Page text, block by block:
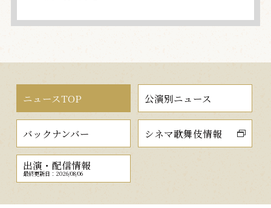
ニュースTOP 公演別ニュース
バックナンバー シネマ歌舞伎情報
出演・配信情報
最終更新日：2026/08/06